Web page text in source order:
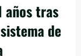
años tras
de